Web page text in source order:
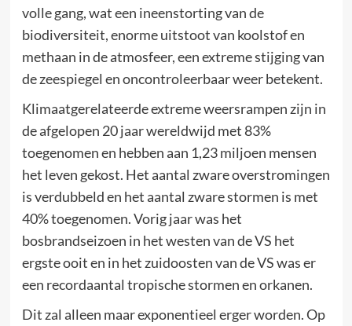
volle gang, wat een ineenstorting van de
biodiversiteit, enorme uitstoot van koolstof en
methaan in de atmosfeer, een extreme stijging van
de zeespiegel en oncontroleerbaar weer betekent.
Klimaatgerelateerde extreme weersrampen zijn in
de afgelopen 20 jaar wereldwijd met 83%
toegenomen en hebben aan 1,23 miljoen mensen
het leven gekost. Het aantal zware overstromingen
is verdubbeld en het aantal zware stormen is met
40% toegenomen. Vorig jaar was het
bosbrandseizoen in het westen van de VS het
ergste ooit en in het zuidoosten van de VS was er
een recordaantal tropische stormen en orkanen.
Dit zal alleen maar exponentieel erger worden. Op